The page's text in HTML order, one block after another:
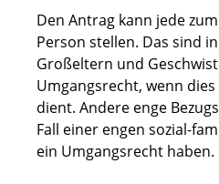
Den Antrag kann jede
Person stellen. Das sind
Großeltern und
Umgangsrecht, wenn
dient. Andere enge
Fall einer engen sozial-
ein Umgangsrecht haben.